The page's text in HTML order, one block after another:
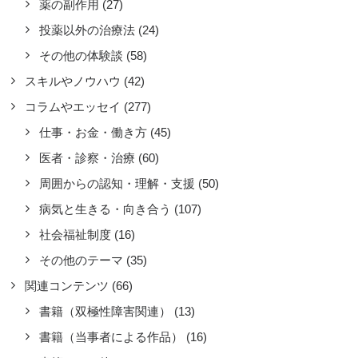
薬の副作用 (27)
投薬以外の治療法 (24)
その他の体験談 (58)
スキルやノウハウ (42)
コラムやエッセイ (277)
仕事・お金・働き方 (45)
医者・診察・治療 (60)
周囲からの認知・理解・支援 (50)
病気と生きる・向き合う (107)
社会福祉制度 (16)
その他のテーマ (35)
関連コンテンツ (66)
書籍（双極性障害関連）
(13)
書籍（当事者による作品）
(16)